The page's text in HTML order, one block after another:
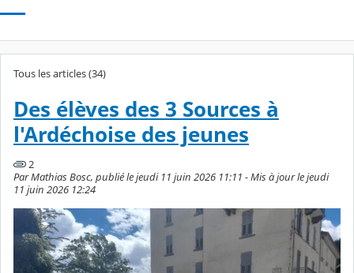
Tous les articles (34)
Des élèves des 3 Sources à
l'Ardéchoise des jeunes
2
Par Mathias Bosc, publié le jeudi 11 juin 2026 11:11 - Mis à jour le jeudi
11 juin 2026 12:24